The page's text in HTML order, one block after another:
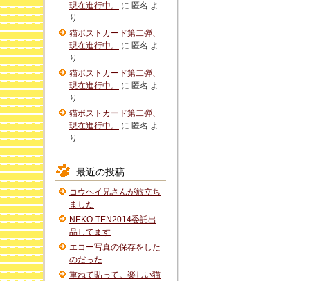
現在進行中。
に 匿名 よ
り
猫ポストカード第二弾、
現在進行中。
に 匿名 よ
り
猫ポストカード第二弾、
現在進行中。
に 匿名 よ
り
猫ポストカード第二弾、
現在進行中。
に 匿名 よ
り
最近の投稿
コウヘイ兄さんが旅立ち
ました
NEKO-TEN2014委託出
品してます
エコー写真の保存をした
のだった
重ねて貼って。楽しい猫